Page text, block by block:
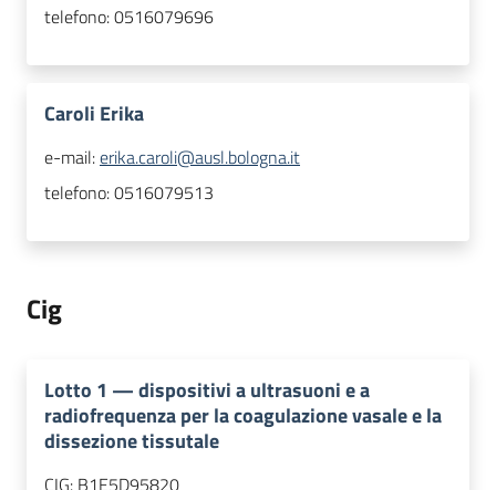
telefono:0516079696
Caroli Erika
e-mail:erika.caroli@ausl.bologna.it
telefono:0516079513
Cig
Lotto 1 —dispositivi a ultrasuoni e a
radiofrequenza per la coagulazione vasale e la
dissezione tissutale
CIG: B1E5D95820